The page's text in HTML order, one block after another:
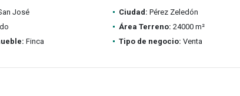
José Ciudad: Pérez Zeledón
Área Terreno: 24000 m²
Finca Tipo de negocio: Venta